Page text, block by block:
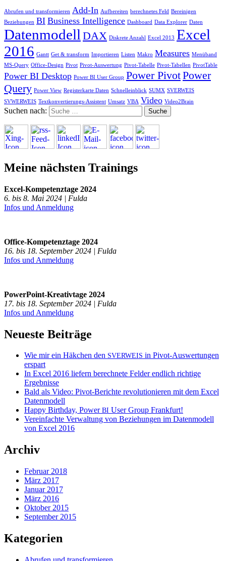
Abrufen und transformieren Add-In Aufbereiten berechnetes Feld Bereinigen
Beziehungen BI Business Intelligence Dashboard Data Explorer Daten
Datenmodell DAX Diskrete Anzahl Excel 2013 Excel
2016 Gantt Get & transform Importieren Listen Makro Measures Menüband
MS-Query Office-Design Pivot Pivot-Auswertung Pivot-Tabelle Pivot-Tabellen PivotTable
Power BI Desktop Power BI User Group Power PivotPower
Query Power View Registerkarte Daten Schnelleinblick SUMX SVERWEIS
SVWERWEIS Textkonvertierungs-Assistent Umsatz VBA Video Video2Brain
Suchen nach:
Meine nächsten Trainings
Excel-Kompetenztage 2024
6. bis 8. Mai 2024 | Fulda
Infos und Anmeldung
Office-Kompetenztage 2024
16. bis 18. September 2024 | Fulda
Infos und Anmeldung
PowerPoint-Kreativtage 2024
17. bis 18. September 2024 | Fulda
Infos und Anmeldung
Neueste Beiträge
Wie mir ein Häkchen den SVERWEIS in Pivot-Auswertungen
erspart
In Excel 2016 liefern berechnete Felder endlich richtige
Ergebnisse
Bald als Video: Pivot-Berichte revolutionieren mit dem Excel
Datenmodell
Happy Birthday, PowerBI User Group Frankfurt!
Vereinfachte Verwaltung von Beziehungen im Datenmodell
von Excel 2016
Archiv
Februar 2018
März 2017
Januar 2017
März 2016
Oktober 2015
September 2015
Kategorien